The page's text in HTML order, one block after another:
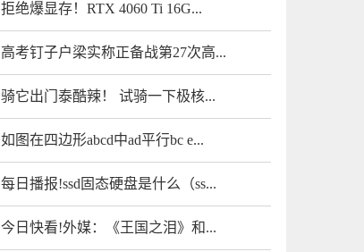
拒绝爆显存！RTX 4060 Ti 16G...
高考钉子户梁实称正备战第27次高...
骑它出门泰酷辣！ 试骑一下极核...
如图在四边形abcd中ad平行bc e...
每日播报!ssd固态硬盘是什么（ss...
今日快看!外媒：《王国之泪》和...